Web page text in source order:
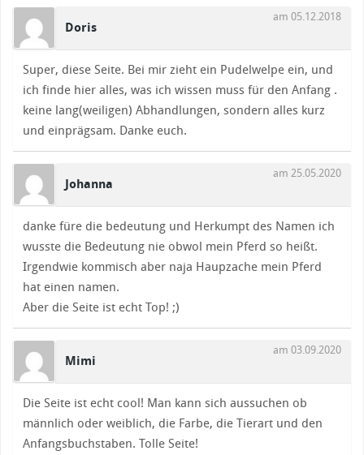
Doris
am 05.12.2018
Super, diese Seite. Bei mir zieht ein Pudelwelpe ein, und
ich finde hier alles, was ich wissen muss für den Anfang .
keine lang(weiligen) Abhandlungen, sondern alles kurz
und einprägsam. Danke euch.
Johanna
am 25.05.2020
danke füre die bedeutung und Herkumpt des Namen ich
wusste die Bedeutung nie obwol mein Pferd so heißt.
Irgendwie kommisch aber naja Haupzache mein Pferd
hat einen namen.
Aber die Seite ist echt Top! ;)
Mimi
am 03.09.2020
Die Seite ist echt cool! Man kann sich aussuchen ob
männlich oder weiblich, die Farbe, die Tierart und den
Anfangsbuchstaben. Tolle Seite!